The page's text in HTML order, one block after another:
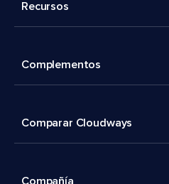
Recursos
Complementos
Comparar Cloudways
Compañía